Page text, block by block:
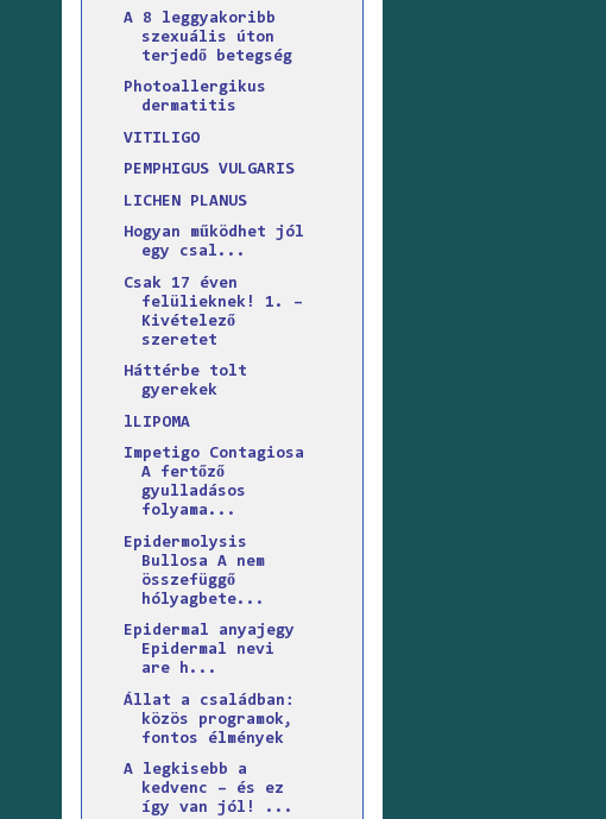
A 8 leggyakoribb
szexuális úton
terjedő betegség
Photoallergikus
dermatitis
VITILIGO
PEMPHIGUS VULGARIS
LICHEN PLANUS
Hogyan működhet jól
egy csal...
Csak 17 éven
felülieknek! 1. –
Kivételező
szeretet
Háttérbe tolt
gyerekek
lLIPOMA
Impetigo Contagiosa
A fertőző
gyulladásos
folyama...
Epidermolysis
Bullosa A nem
összefüggő
hólyagbete...
Epidermal anyajegy
Epidermal nevi
are h...
Állat a családban:
közös programok,
fontos élmények
A legkisebb a
kedvenc – és ez
így van jól! ...